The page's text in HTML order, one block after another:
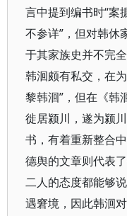
言中提到编书时“案
不参详”，但对韩休
于其家族史并不完
韩洄颇有私交，在
黎韩洄”，但在《韩
徙居颍川，遂为颍
书，有着重新整合
德舆的文章则代表
二人的态度都能够
遇窘境，因此韩洄